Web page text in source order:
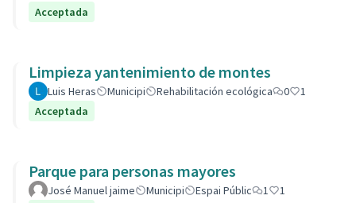
Acceptada
Limpieza yantenimiento de montes
Luis Heras Municipi Rehabilitación ecológica 0
1
Acceptada
Parque para personas mayores
José Manuel jaime Municipi Espai Públic 1
1